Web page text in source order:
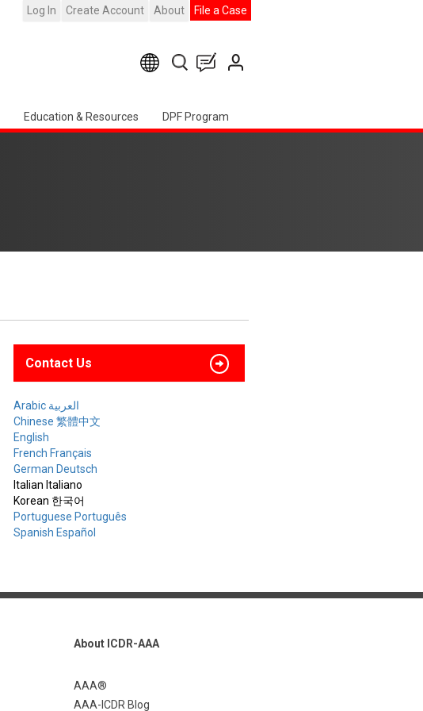
Log In Create Account About File a Case
Education & Resources DPF Program
Contact Us
Arabic العربية
Chinese 繁體中文
English
French Français
German Deutsch
Italian Italiano
Korean 한국어
Portuguese Português
Spanish Español
About ICDR-AAA
AAA®
AAA-ICDR Blog